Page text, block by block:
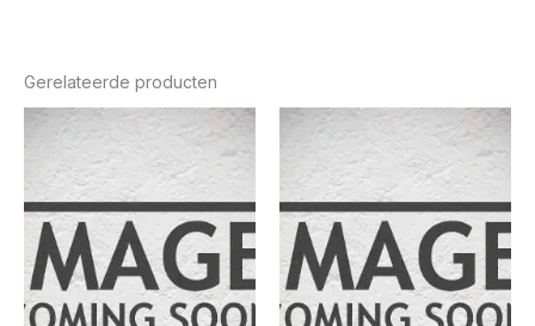
Gerelateerde producten